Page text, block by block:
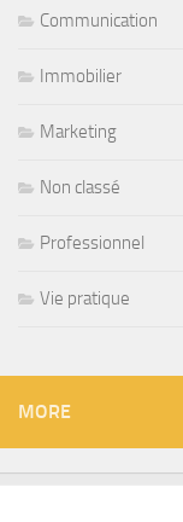
Communication
Immobilier
Marketing
Non classé
Professionnel
Vie pratique
MORE